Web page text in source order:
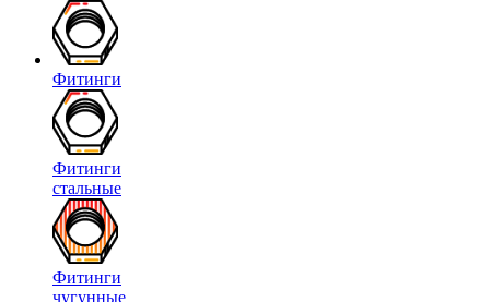
Фитинги
Фитинги
стальные
Фитинги
чугунные